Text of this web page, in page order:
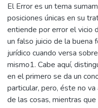
El Error es un tema
posiciones únicas en su
entiende por error el vicio
un falso juicio de la buena
jurídico cuando versa
mismo1. Cabe aquí,
en el primero se da un
particular, pero, éste no
de las cosas, mientras